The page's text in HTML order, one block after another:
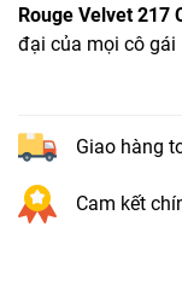
Rouge Velvet 217
đại của mọi cô gái
Giao hàng
Cam kết